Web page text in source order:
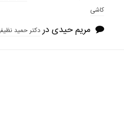
کاشی
مریم حیدی دردکتر حمید